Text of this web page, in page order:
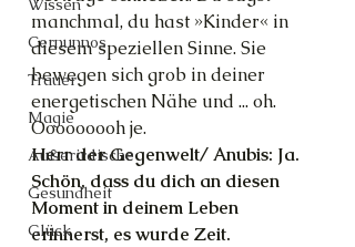
Wissen
Cernunnos
Trauer
Magie
Außerirdische
Gesundheit
Glück
manchmal, du hast »Kinder« in
diesem speziellen Sinne. Sie
bewegen sich grob in deiner
energetischen Nähe und ... oh.
Ooooooooh je.
Herr der Gegenwelt/ Anubis: Ja.
Schön, dass du dich an diesen
Moment in deinem Leben
erinnerst, es wurde Zeit.